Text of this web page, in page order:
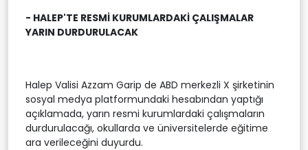
- HALEP'TE RESMİ KURUMLARDAKİ ÇALIŞMALAR
YARIN DURDURULACAK
Halep Valisi Azzam Garip de ABD merkezli X şirketinin
sosyal medya platformundaki hesabından yaptığı
açıklamada, yarın resmi kurumlardaki çalışmaların
durdurulacağı, okullarda ve üniversitelerde eğitime
ara verileceğini duyurdu.